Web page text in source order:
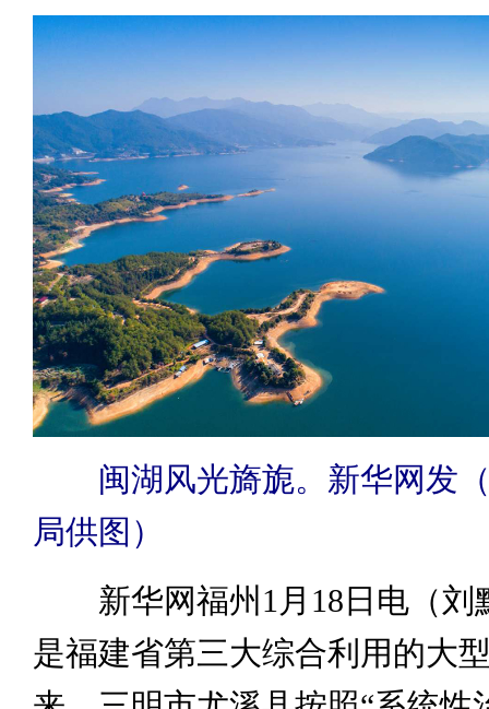
闽湖风光旖旎。新华网发
局供图）
新华网福州1月18日电（刘
是福建省第三大综合利用的大